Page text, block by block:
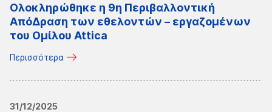
Ολοκληρώθηκε η 9η Περιβαλλοντική
ΑπόΔραση των εθελοντών – εργαζομένων
του Ομίλου Attica
Περισσότερα
31/12/2025